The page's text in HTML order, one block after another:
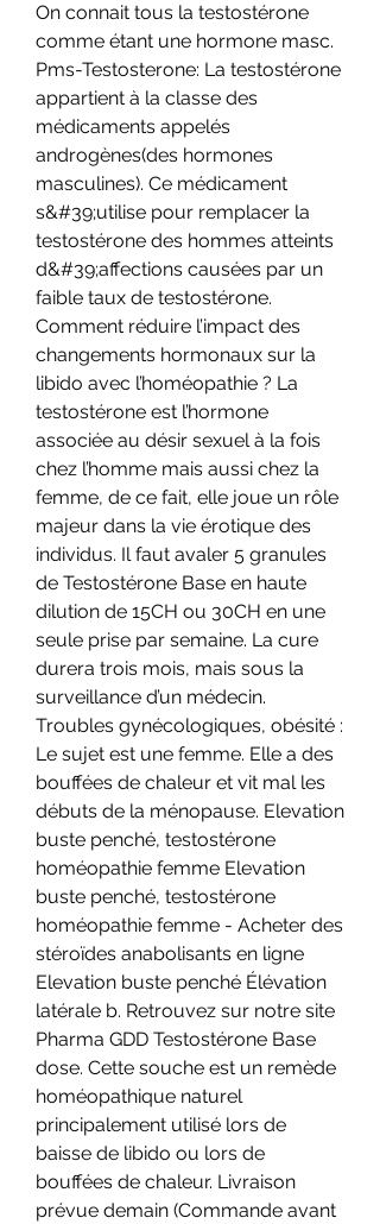
On connait tous la testostérone
comme étant une hormone masc.
Pms-Testosterone: La testostérone
appartient à la classe des
médicaments appelés
androgènes(des hormones
masculines). Ce médicament
s&#39;utilise pour remplacer la
testostérone des hommes atteints
d&#39;affections causées par un
faible taux de testostérone.
Comment réduire l’impact des
changements hormonaux sur la
libido avec l’homéopathie ? La
testostérone est l’hormone
associée au désir sexuel à la fois
chez l’homme mais aussi chez la
femme, de ce fait, elle joue un rôle
majeur dans la vie érotique des
individus. Il faut avaler 5 granules
de Testostérone Base en haute
dilution de 15CH ou 30CH en une
seule prise par semaine. La cure
durera trois mois, mais sous la
surveillance d’un médecin.
Troubles gynécologiques, obésité :
Le sujet est une femme. Elle a des
bouffées de chaleur et vit mal les
débuts de la ménopause. Elevation
buste penché, testostérone
homéopathie femme Elevation
buste penché, testostérone
homéopathie femme - Acheter des
stéroïdes anabolisants en ligne
Elevation buste penché Élévation
latérale b. Retrouvez sur notre site
Pharma GDD Testostérone Base
dose. Cette souche est un remède
homéopathique naturel
principalement utilisé lors de
baisse de libido ou lors de
bouffées de chaleur. Livraison
prévue demain (Commande avant